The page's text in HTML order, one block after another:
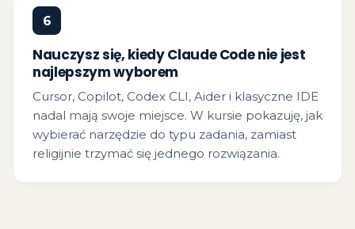
6
Nauczysz się, kiedy Claude Code nie jest
najlepszym wyborem
Cursor, Copilot, Codex CLI, Aider i klasyczne IDE
nadal mają swoje miejsce. W kursie pokazuję, jak
wybierać narzędzie do typu zadania, zamiast
religijnie trzymać się jednego rozwiązania.